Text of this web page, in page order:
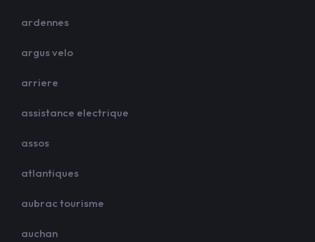
ardennes
argus velo
arriere
assistance electrique
assos
atlantiques
aubrac tourisme
auchan